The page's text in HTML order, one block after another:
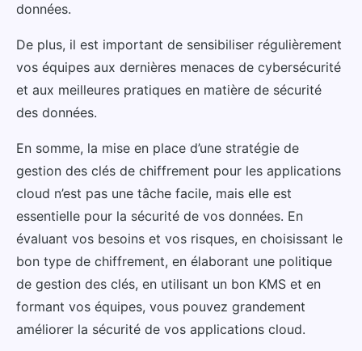
données.
De plus, il est important de sensibiliser régulièrement
vos équipes aux dernières menaces de cybersécurité
et aux meilleures pratiques en matière de sécurité
des données.
En somme, la mise en place d’une stratégie de
gestion des clés de chiffrement pour les applications
cloud n’est pas une tâche facile, mais elle est
essentielle pour la sécurité de vos données. En
évaluant vos besoins et vos risques, en choisissant le
bon type de chiffrement, en élaborant une politique
de gestion des clés, en utilisant un bon KMS et en
formant vos équipes, vous pouvez grandement
améliorer la sécurité de vos applications cloud.